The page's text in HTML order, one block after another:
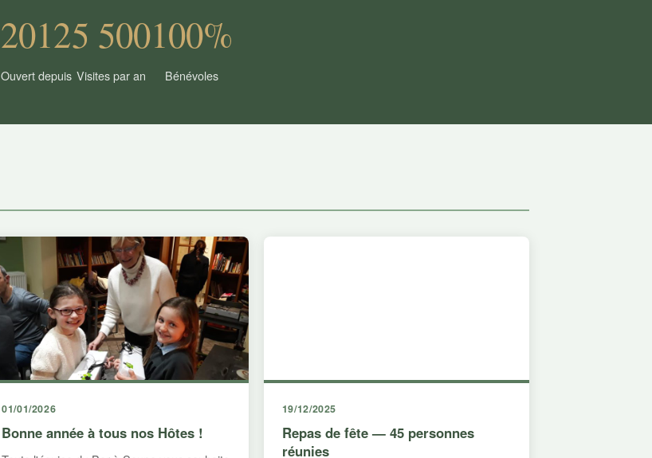
2012
Ouvert depuis
5 500
Visites par an
100%
Bénévoles
01/01/2026
Bonne année à tous nos Hôtes !
19/12/2025
Repas de fête — 45 personnes
réunies